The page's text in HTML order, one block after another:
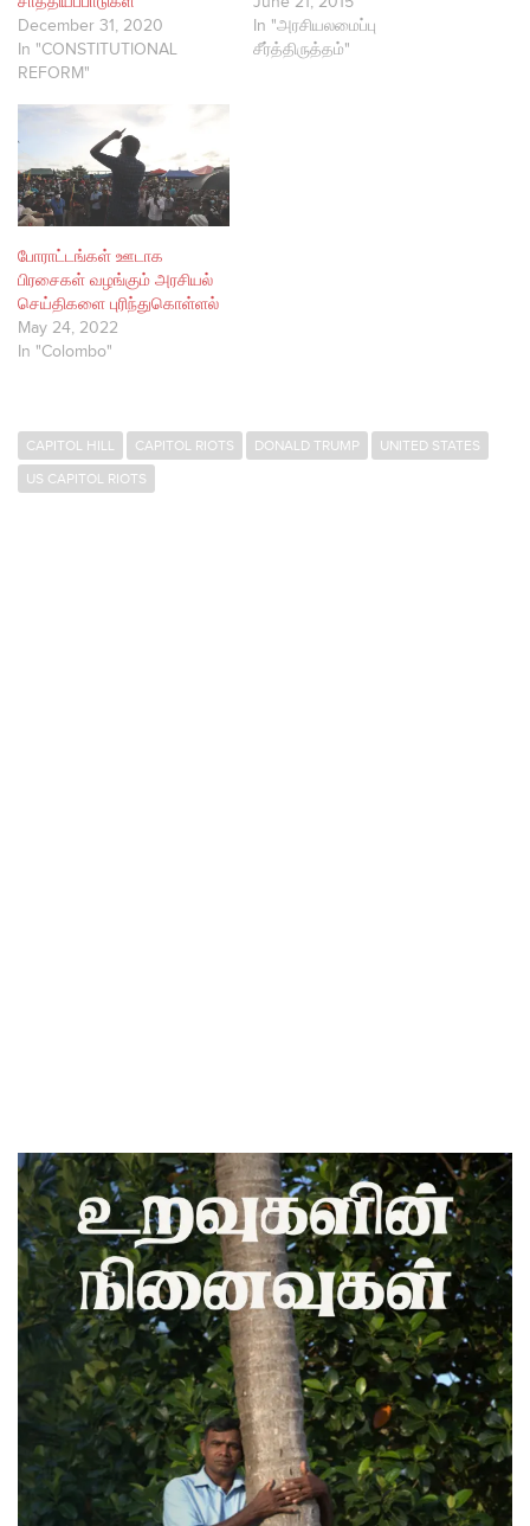
December 31, 2020
In "CONSTITUTIONAL
REFORM"
In "அரசியலமைப்பு
சீர்த்திருத்தம்"
போராட்டங்கள் ஊடாக
பிரசைகள் வழங்கும் அரசியல்
செய்திகளை புரிந்துகொள்ளல்
May 24, 2022
In "Colombo"
CAPITOL HILL CAPITOL RIOTS DONALD TRUMP
UNITED STATES
US CAPITOL RIOTS